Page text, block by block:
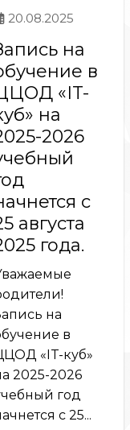
20.08.2025
на
в
«IT-
на
2026
с
августа
года.
на
в
«IT-куб»
2025-2026
год
с 25...